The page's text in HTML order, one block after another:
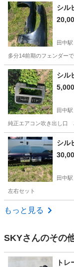
長野 上田市 田
シル
田中駅
多分14前期のフェンダー
長野 東御市 田
シル
田中駅
純正エアコン吹き出し口
長野 東御市 田
シル
田中駅
左右セット
長野 東御市
もっと見る
SKYさんのその
トレ